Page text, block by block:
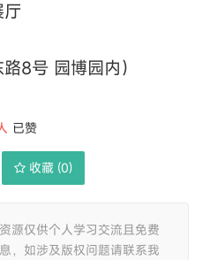
厅
8号 园博园内）
已赞
收藏 (0)
源仅供个人学习交流且免费
，如涉及版权问题请联系我